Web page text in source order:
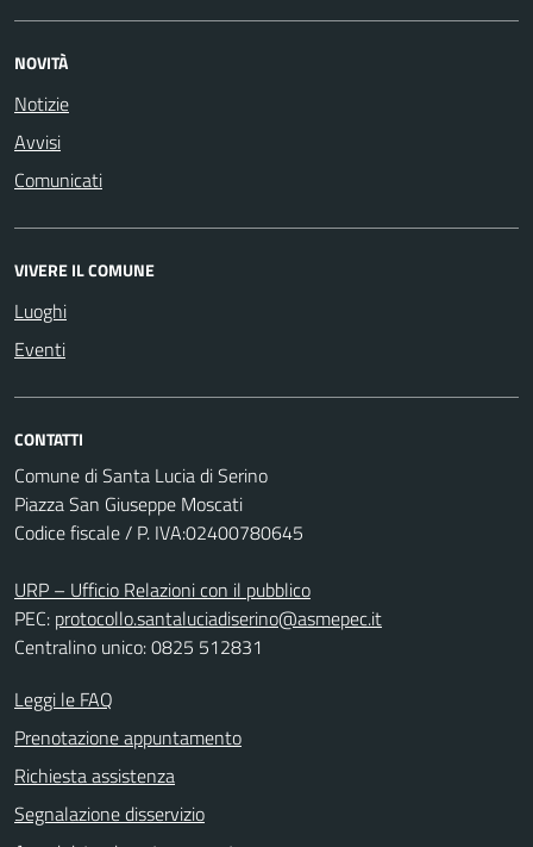
NOVITÀ
Notizie
Avvisi
Comunicati
VIVERE IL COMUNE
Luoghi
Eventi
CONTATTI
Comune di Santa Lucia di Serino
Piazza San Giuseppe Moscati
Codice fiscale / P. IVA:02400780645
URP – Ufficio Relazioni con il pubblico
PEC: protocollo.santaluciadiserino@asmepec.it
Centralino unico: 0825 512831
Leggi le FAQ
Prenotazione appuntamento
Richiesta assistenza
Segnalazione disservizio